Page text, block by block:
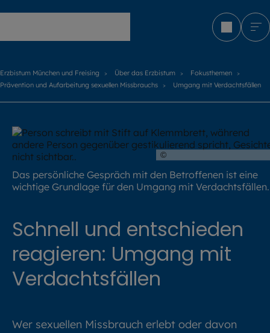
Erzbistum München und Freising Über das Erzbistum
Fokusthemen
Prävention und Aufarbeitung sexuellen Missbrauchs
Umgang mit Verdachtsfällen
©
Das persönliche Gespräch mit den Betroffenen ist eine
wichtige Grundlage für den Umgang mit Verdachtsfällen.
Schnell und entschieden
reagieren: Umgang mit
Verdachtsfällen
Wer sexuellen Missbrauch erlebt oder davon